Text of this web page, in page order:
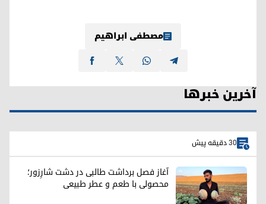
مصطفی ابراهیم
آخرین خبرها
30 دقیقه پیش
آغاز فصل برداشت طالبی در دشت شارِزور؛
محصولی با طعم و عطر طبیعی